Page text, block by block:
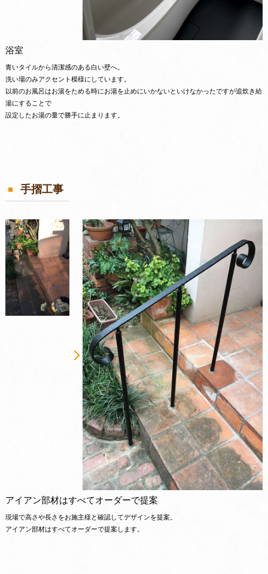
浴室
青いタイルから清潔感のある白い壁へ。
洗い場のみアクセント模様にしています。
以前のお風呂はお湯をためる時にお湯を止めにいかないといけなかったですが追炊き給
湯にすることで
設定したお湯の量で勝手に止まります。
手摺工事
アイアン部材はすべてオーダーで提案
現場で高さや長さをお施主様と確認してデザインを提案。
アイアン部材はすべてオーダーで提案します。